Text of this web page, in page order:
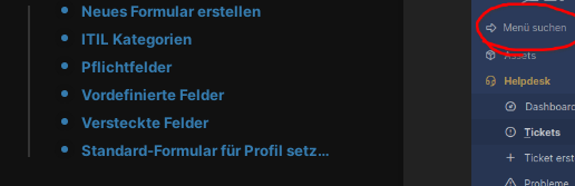
Neues Formular erstellen
ITIL Kategorien
Pflichtfelder
Vordefinierte Felder
Versteckte Felder
Standard-Formular für Profil setzen